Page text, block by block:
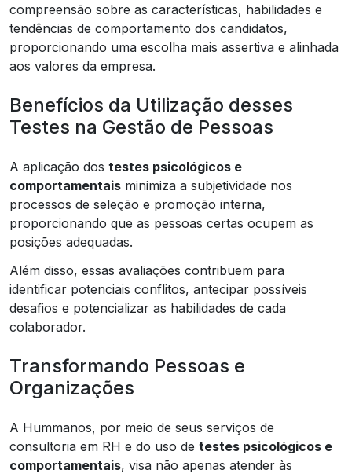
compreensão sobre as características, habilidades e
tendências de comportamento dos candidatos,
proporcionando uma escolha mais assertiva e alinhada
aos valores da empresa.
Benefícios da Utilização desses
Testes na Gestão de Pessoas
A aplicação dos testes psicológicos e
comportamentais minimiza a subjetividade nos
processos de seleção e promoção interna,
proporcionando que as pessoas certas ocupem as
posições adequadas.
Além disso, essas avaliações contribuem para
identificar potenciais conflitos, antecipar possíveis
desafios e potencializar as habilidades de cada
colaborador.
Transformando Pessoas e
Organizações
A Hummanos, por meio de seus serviços de
consultoria em RH e do uso de testes psicológicos e
comportamentais, visa não apenas atender às